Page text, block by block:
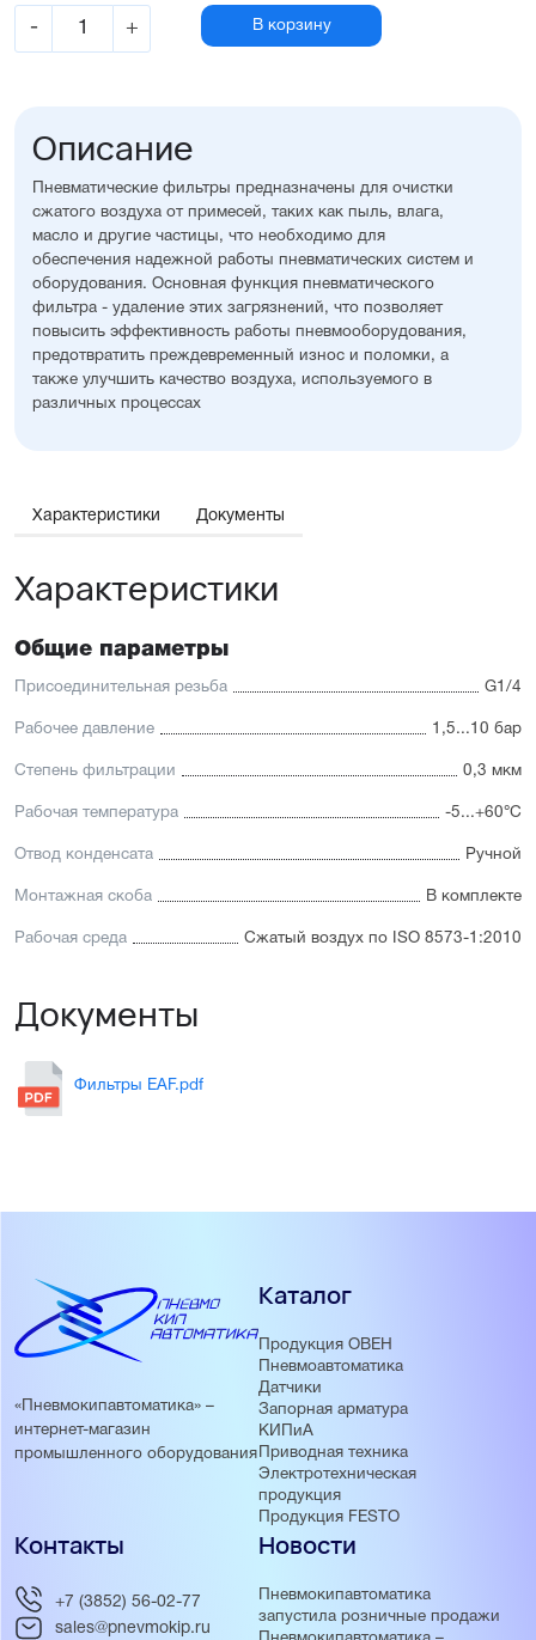
- + В корзину
Описание
Пневматические фильтры предназначены для очистки
сжатого воздуха от примесей, таких как пыль, влага,
масло и другие частицы, что необходимо для
обеспечения надежной работы пневматических систем и
оборудования. Основная функция пневматического
фильтра - удаление этих загрязнений, что позволяет
повысить эффективность работы пневмооборудования,
предотвратить преждевременный износ и поломки, а
также улучшить качество воздуха, используемого в
различных процессах
Характеристики Документы
Характеристики
Общие параметры
Присоединительная резьба G1/4
Рабочее давление 1,5...10 бар
Степень фильтрации 0,3 мкм
Рабочая температура -5...+60°С
Отвод конденсата Ручной
Монтажная скоба В комплекте
Рабочая среда Сжатый воздух по ISO 8573-1:2010
Документы
Фильтры EAF.pdf
«Пневмокипавтоматика» –
интернет-магазин
промышленного оборудования
Каталог
Продукция ОВЕН
Пневмоавтоматика
Датчики
Запорная арматура
КИПиА
Приводная техника
Электротехническая
продукция
Продукция FESTO
Новости
Пневмокипавтоматика
запустила розничные продажи
Контакты
+7 (3852) 56-02-77
sales@pnevmokip.ru